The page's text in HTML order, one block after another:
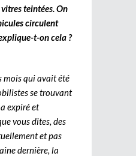
teintées. On
circulent
t-on cela ?
mois qui avait été
se trouvant
expiré et
vous dites, des
et pas
dernière, la